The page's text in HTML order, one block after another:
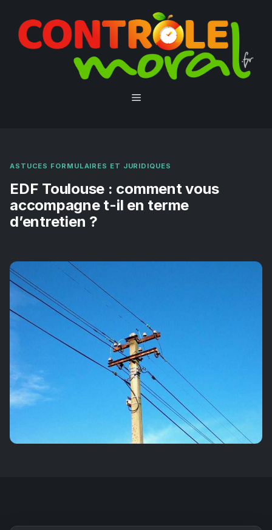
contenu
Menu
ASTUCES FORMULAIRES ET JURIDIQUES
EDF Toulouse : comment vous
accompagne t-il en terme
d’entretien ?